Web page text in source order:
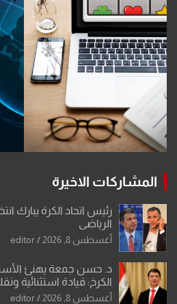
المشاركات الاخيرة
رئيس اتحاد الكرة يبارك
الرياضي
أغسطس 8, 2026 editor
د. حسن جمعة يهنئ
الكرخ: قيادة استثنائية
العراقية
أغسطس 8, 2026 editor